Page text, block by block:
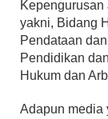
yakni, Bidang
Pendataan
Pendidikan
Hukum dan
Adapun media